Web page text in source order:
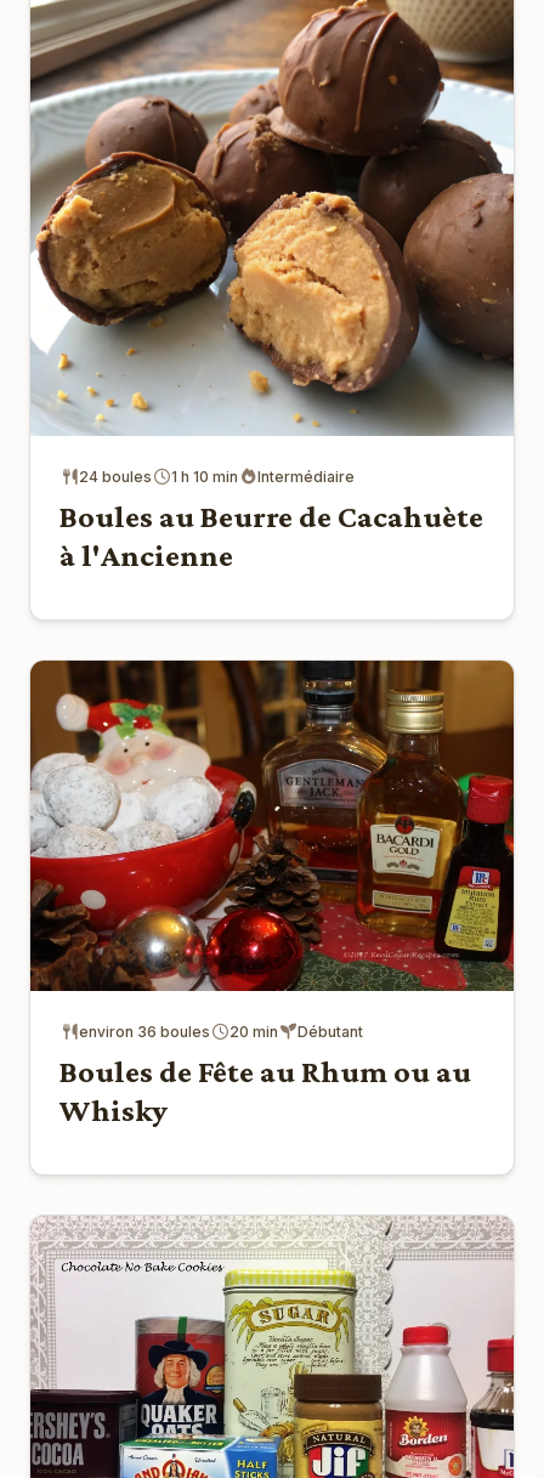
24 boules 1 h 10 min Intermédiaire
Boules au Beurre de Cacahuète
à l'Ancienne
environ 36 boules 20 min Débutant
Boules de Fête au Rhum ou au
Whisky